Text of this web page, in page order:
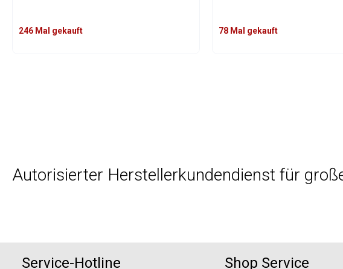
e
ü
246 Mal gekauft 78 Mal gekauft
Produkt Anzahl:
Autorisierter Herstellerkundendienst für
Service-Hotline Shop Service